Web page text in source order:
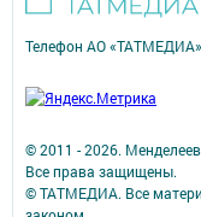
© 2011 - 2026.
Все права защищены.
© ТАТМЕДИА. Все
Телефон АО